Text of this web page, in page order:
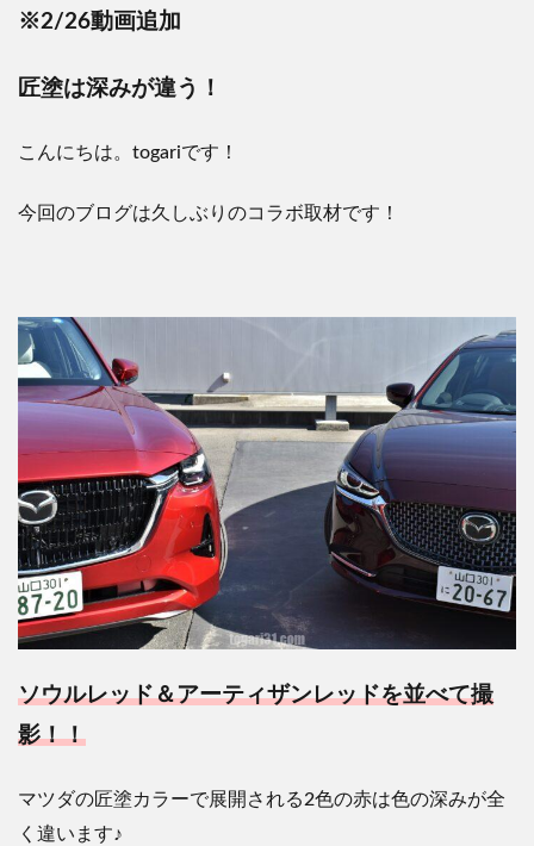
※2/26動画追加
匠塗は深みが違う！
こんにちは。togariです！
今回のブログは久しぶりのコラボ取材です！
ソウルレッド＆アーティザンレッドを並べて撮
影！！
マツダの匠塗カラーで展開される2色の赤は色の深みが全
く違います♪